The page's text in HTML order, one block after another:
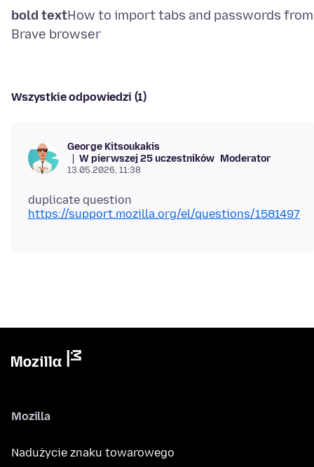
bold textHow to import tabs and passwords from
Wszystkie odpowiedzi (1)
George Kitsoukakis
W pierwszej 25 uczestników Moderator
13.05.2026, 11:38
duplicate question
https://support.mozilla.org/el/questions/1581497
Mozilla
Nadużycie znaku towarowego